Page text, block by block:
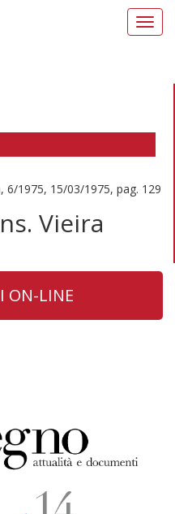
6/1975, 15/03/1975, pag. 129
Vieira
ON-LINE